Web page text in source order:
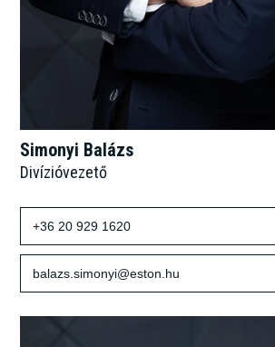
Simonyi Balázs
Divízióvezető
+36 20 929 1620
balazs.simonyi@eston.hu